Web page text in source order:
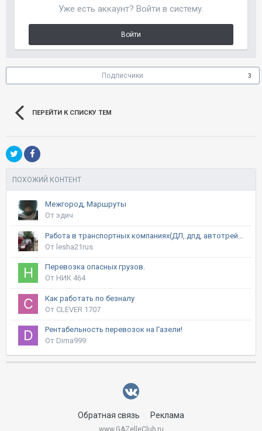
Уже есть аккаунт? Войти в систему.
Войти
Подписчики 3
ПЕРЕЙТИ К СПИСКУ ТЕМ
ПОХОЖИЙ КОНТЕНТ
Межгород, Маршруты
От эдич
От lesha21rus
Перевозка опасных грузов.
От НИК 464
Как работать по безналу
От CLEVER 1707
Рентабельность перевозок на Газели!
От Dima999
Обратная связь Реклама